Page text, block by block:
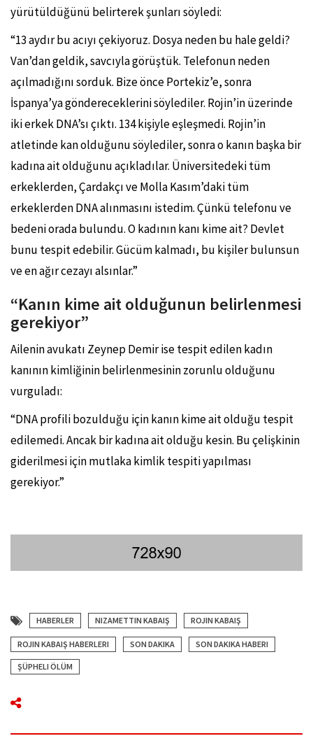
yürütüldüğünü belirterek şunları söyledi:
“13 aydır bu acıyı çekiyoruz. Dosya neden bu hale geldi?
Van’dan geldik, savcıyla görüştük. Telefonun neden
açılmadığını sorduk. Bize önce Portekiz’e, sonra
İspanya’ya göndereceklerini söylediler. Rojin’in üzerinde
iki erkek DNA’sı çıktı. 134 kişiyle eşleşmedi. Rojin’in
atletinde kan olduğunu söylediler, sonra o kanın başka bir
kadına ait olduğunu açıkladılar. Üniversitedeki tüm
erkeklerden, Çardakçı ve Molla Kasım’daki tüm
erkeklerden DNA alınmasını istedim. Çünkü telefonu ve
bedeni orada bulundu. O kadının kanı kime ait? Devlet
bunu tespit edebilir. Gücüm kalmadı, bu kişiler bulunsun
ve en ağır cezayı alsınlar.”
“Kanın kime ait olduğunun belirlenmesi
gerekiyor”
Ailenin avukatı Zeynep Demir ise tespit edilen kadın
kanının kimliğinin belirlenmesinin zorunlu olduğunu
vurguladı:
“DNA profili bozulduğu için kanın kime ait olduğu tespit
edilemedi. Ancak bir kadına ait olduğu kesin. Bu çelişkinin
giderilmesi için mutlaka kimlik tespiti yapılması
gerekiyor.”
HABERLER NIZAMETTIN KABAIŞ ROJIN KABAIŞ
ROJIN KABAIŞ HABERLERI SON DAKIKA SON DAKIKA HABERI
ŞÜPHELI ÖLÜM